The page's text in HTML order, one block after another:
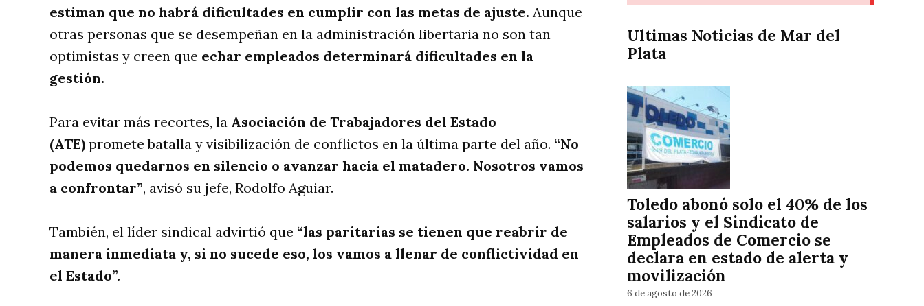
estiman que no habrá dificultades en cumplir con las metas de ajuste. Aunque
otras personas que se desempeñan en la administración libertaria no son tan
optimistas y creen que echar empleados determinará dificultades en la
gestión.
Para evitar más recortes, la Asociación de Trabajadores del Estado
(ATE) promete batalla y visibilización de conflictos en la última parte del año. “No
podemos quedarnos en silencio o avanzar hacia el matadero. Nosotros vamos
a confrontar”, avisó su jefe, Rodolfo Aguiar.
También, el líder sindical advirtió que “las paritarias se tienen que reabrir de
manera inmediata y, si no sucede eso, los vamos a llenar de conflictividad en
el Estado”.
Ultimas Noticias de Mar del
Plata
Toledo abonó solo el 40% de los
salarios y el Sindicato de
Empleados de Comercio se
declara en estado de alerta y
movilización
6 de agosto de 2026